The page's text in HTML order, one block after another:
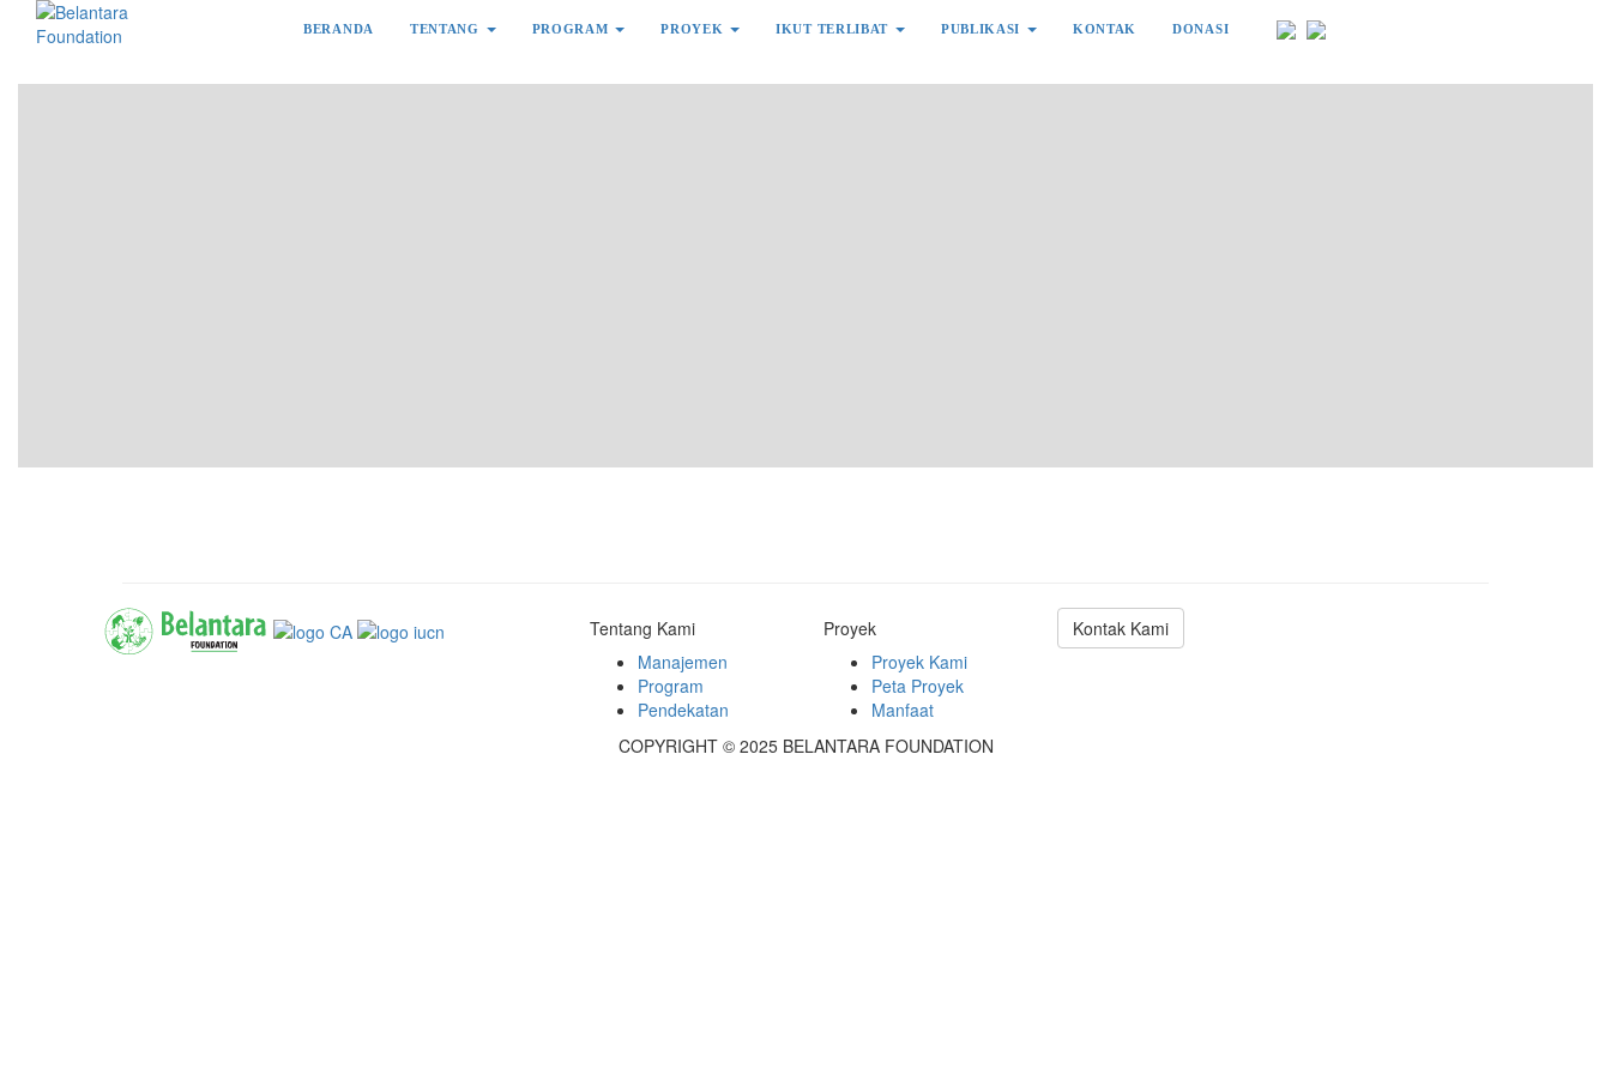
BERANDA TENTANG PROGRAM PROYEK IKUT TERLIBAT PUBLIKASI KONTAK DONASI
Tentang Kami
Manajemen
Program
Pendekatan
Proyek
Proyek Kami
Peta Proyek
Manfaat
Kontak Kami
COPYRIGHT © 2025 BELANTARA FOUNDATION